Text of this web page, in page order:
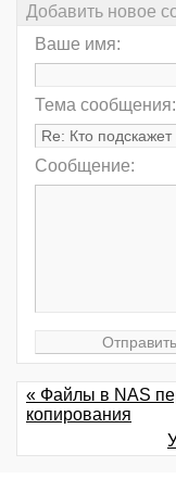
Добавить новое
Ваше имя:
Тема сообщения:
Сообщение:
« Файлы в NAS
копирования